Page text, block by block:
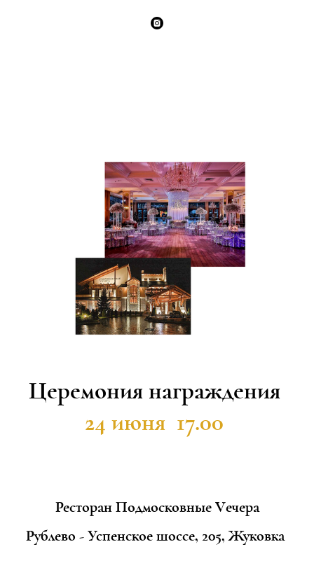
Церемония награждения
24 июня 17.00
Ресторан Подмосковные Vечера
Рублево - Успенское шоссе, 205, Жуковка